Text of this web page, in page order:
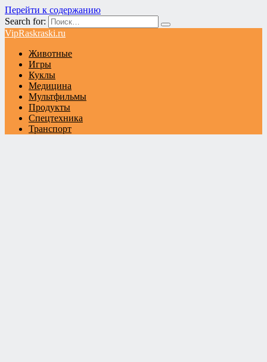
Перейти к содержанию
Search for:
VipRaskraski.ru
Животные
Игры
Куклы
Медицина
Мультфильмы
Продукты
Спецтехника
Транспорт